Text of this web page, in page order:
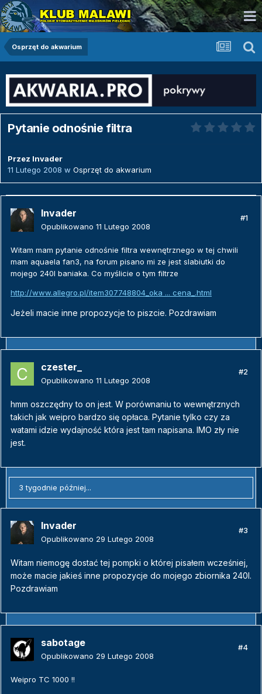
Osprzęt do akwarium
Pytanie odnośnie filtra
Przez Invader
11 Lutego 2008 w Osprzęt do akwarium
Invader
Opublikowano 11 Lutego 2008
#1
Witam mam pytanie odnośnie filtra wewnętrznego w tej chwili
mam aquaela fan3, na forum pisano mi ze jest slabiutki do
mojego 240l baniaka. Co myślicie o tym filtrze
http://www.allegro.pl/item307748804_oka ... cena_.html
Jeżeli macie inne propozycje to piszcie. Pozdrawiam
czester_
Opublikowano 11 Lutego 2008
#2
hmm oszczędny to on jest. W porównaniu to wewnętrznych
takich jak weipro bardzo się opłaca. Pytanie tylko czy za
watami idzie wydajność która jest tam napisana. IMO zły nie
jest.
3 tygodnie później...
Invader
Opublikowano 29 Lutego 2008
#3
Witam niemogę dostać tej pompki o której pisałem wcześniej,
może macie jakieś inne propozycje do mojego zbiornika 240l.
Pozdrawiam
sabotage
Opublikowano 29 Lutego 2008
#4
Weipro TC 1000 !!